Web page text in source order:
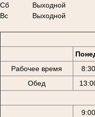
Сб
Выходной
Вс
Выходной
Рабочее время
Обед